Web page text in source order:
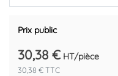
Prix public
30,38 € HT/pièce
30,38 € TTC